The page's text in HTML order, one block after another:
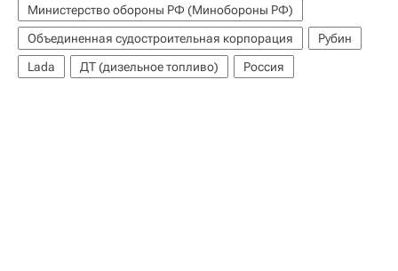
Министерство обороны РФ (Минобороны РФ)
Объединенная судостроительная корпорация
Рубин
Lada
ДТ (дизельное топливо) Россия